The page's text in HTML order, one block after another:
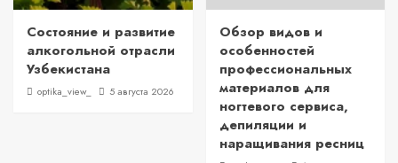
Состояние и развитие
алкогольной отрасли
Узбекистана
optika_view_ 5 августа 2026
Обзор видов и
особенностей
профессиональных
материалов для
ногтевого сервиса,
депиляции и
наращивания ресниц